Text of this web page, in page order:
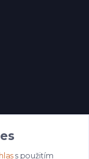
s použitím